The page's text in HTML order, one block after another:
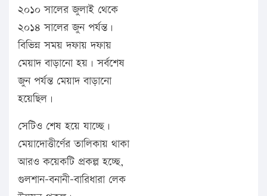
২০১০ সালের জুলাই থেকে
২০১৪ সালের জুন পর্যন্ত।
বিভিন্ন সময় দফায় দফায়
মেয়াদ বাড়ানো হয়। সর্বশেষ
জুন পর্যন্ত মেয়াদ বাড়ানো
হয়েছিল।
সেটিও শেষ হয়ে যাচ্ছে।
মেয়াদোত্তীর্ণের তালিকায় থাকা
আরও কয়েকটি প্রকল্প হচ্ছে,
গুলশান-বনানী-বারিধারা লেক